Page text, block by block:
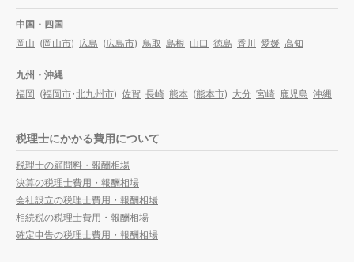
中国・四国
岡山 (岡山市) 広島 (広島市) 鳥取 島根 山口 徳島 香川 愛媛 高知
九州・沖縄
福岡 (福岡市・北九州市) 佐賀 長崎 熊本 (熊本市) 大分 宮崎 鹿児島 沖縄
税理士にかかる費用について
税理士の顧問料・報酬相場
決算の税理士費用・報酬相場
会社設立の税理士費用・報酬相場
相続税の税理士費用・報酬相場
確定申告の税理士費用・報酬相場